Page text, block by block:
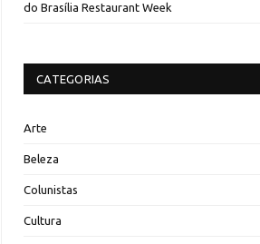
do Brasília Restaurant Week
CATEGORIAS
Arte
Beleza
Colunistas
Cultura